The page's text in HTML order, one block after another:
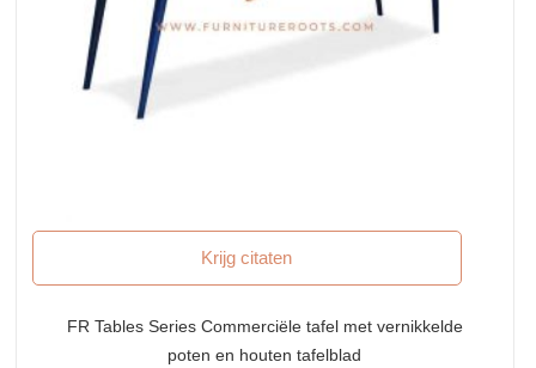
Krijg citaten
FR Tables Series Commerciële tafel met vernikkelde
poten en houten tafelblad